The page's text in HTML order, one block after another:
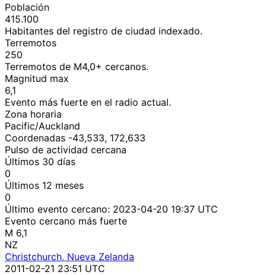
Población
415.100
Habitantes del registro de ciudad indexado.
Terremotos
250
Terremotos de M4,0+ cercanos.
Magnitud max
6,1
Evento más fuerte en el radio actual.
Zona horaria
Pacific/Auckland
Coordenadas -43,533, 172,633
Pulso de actividad cercana
Últimos 30 días
0
Últimos 12 meses
0
Último evento cercano: 2023-04-20 19:37 UTC
Evento cercano más fuerte
M 6,1
NZ
Christchurch, Nueva Zelanda
2011-02-21 23:51 UTC